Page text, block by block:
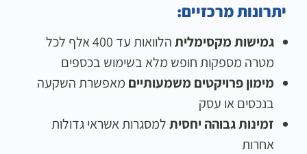
יתרונות מרכזיים:
גמישות מקסימלית
הלוואות עד 400 אלף לכל
מטרה מספקות חופש מלא בשימוש בכספים
מימון פרויקטים משמעותיים מאפשרת השקעה
בנכסים או עסק
זמינות גבוהה יחסיתלמסגרות אשראי גדולות
אחרות